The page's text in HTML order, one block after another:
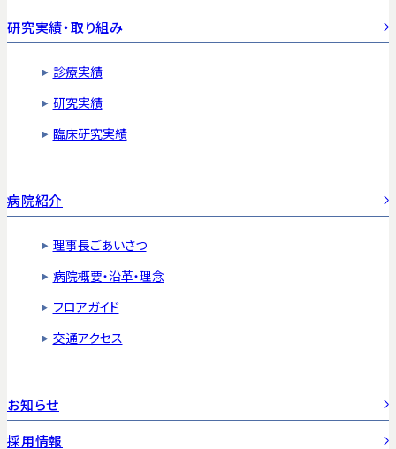
研究実績・取り組み
診療実績
研究実績
臨床研究実績
病院紹介
理事長ごあいさつ
病院概要・沿革・理念
フロアガイド
交通アクセス
お知らせ
採用情報